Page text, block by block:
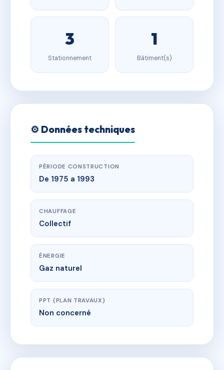
3
Stationnement
1
Bâtiment(s)
⚙️ Données techniques
PÉRIODE CONSTRUCTION
De 1975 a 1993
CHAUFFAGE
Collectif
ÉNERGIE
Gaz naturel
PPT (PLAN TRAVAUX)
Non concerné